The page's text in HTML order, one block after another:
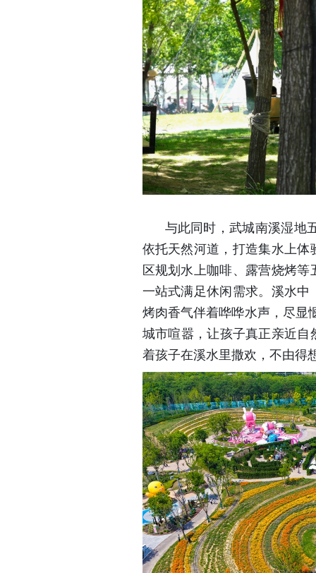
与此同时，武城南溪湿地
依托天然河道，打造集水上
区规划水上咖啡、露营烧烤
一站式满足休闲需求。溪水
烤肉香气伴着哗哗水声，尽显
城市喧嚣，让孩子真正亲近自
着孩子在溪水里撒欢，不由得